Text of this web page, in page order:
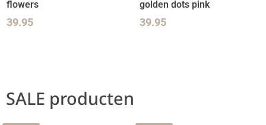
flowers
39.95
golden dots pink
39.95
SALE producten